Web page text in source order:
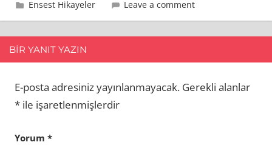
18 Eylül 2009
admin
Ensest Hikayeler Leave a comment
BIR YANIT YAZIN
E-posta adresiniz yayınlanmayacak. Gerekli alanlar
* ile işaretlenmişlerdir
Yorum *